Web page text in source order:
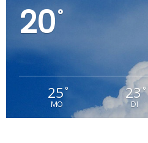
20°
25°
MO
23°
DI